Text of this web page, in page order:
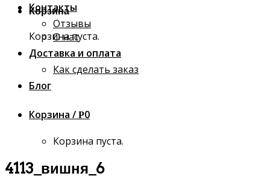
Корзина
Корзина пуста.
Контакты
Отзывы
О нас
Доставка и оплата
Как сделать заказ
Блог
Корзина / Р0
Корзина пуста.
4113_вишня_6